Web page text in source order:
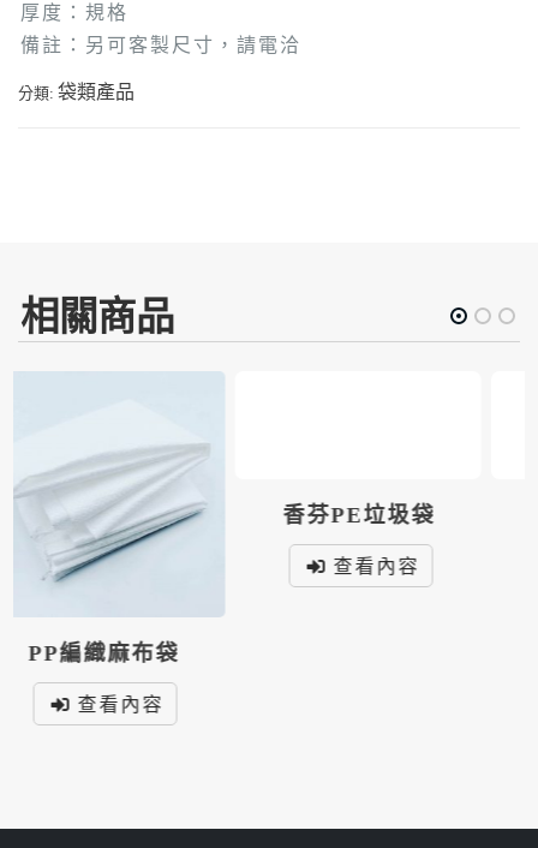
厚度：規格
備註：另可客製尺寸，請電洽
分類: 袋類產品
相關商品
香芬PE垃圾袋 HD PE袋
查看內容